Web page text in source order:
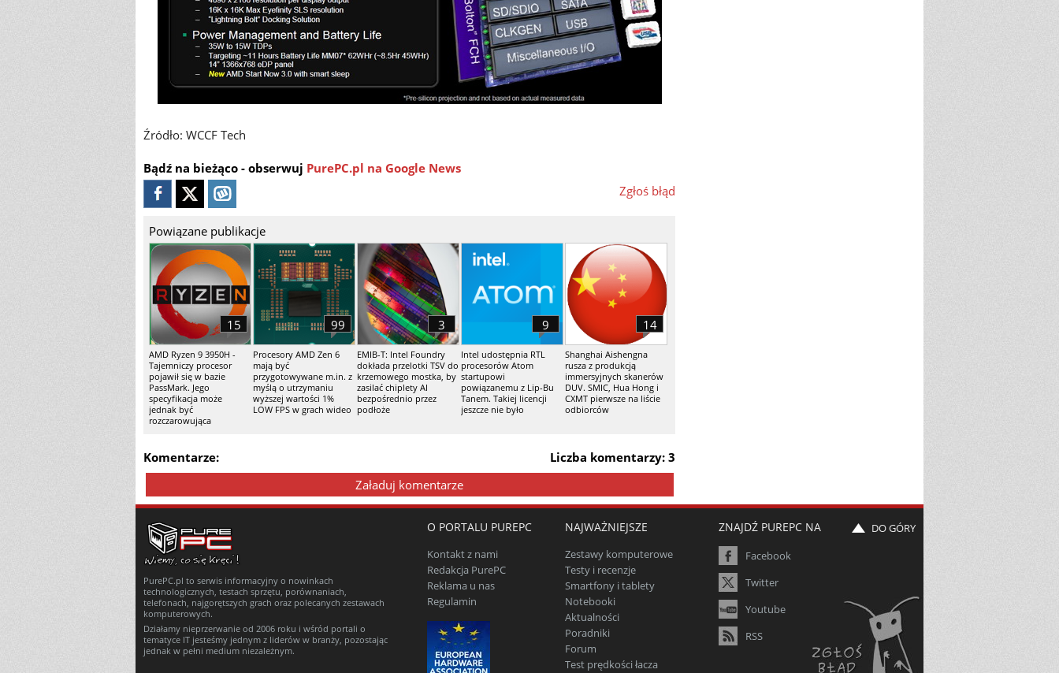
Źródło: WCCF Tech
Bądź na bieżąco - obserwuj PurePC.pl na Google News
Zgłoś błąd
Powiązane publikacje
AMD Ryzen 9 3950H -
Tajemniczy procesor
pojawił się w bazie
PassMark. Jego
specyfikacja może
jednak być
rozczarowująca
15
Procesory AMD Zen 6
mają być
przygotowywane m.in. z
myślą o utrzymaniu
wyższej wartości 1%
LOW FPS w grach wideo
99
EMIB-T: Intel Foundry
dokłada przelotki TSV do
krzemowego mostka, by
zasilać chiplety AI
bezpośrednio przez
podłoże
3
Intel udostępnia RTL
procesorów Atom
startupowi
powiązanemu z Lip-Bu
Tanem. Takiej licencji
jeszcze nie było
9
Shanghai Aishengna
rusza z produkcją
immersyjnych skanerów
DUV. SMIC, Hua Hong i
CXMT pierwsze na liście
odbiorców
14
Liczba komentarzy: 3
Komentarze:
Załaduj komentarze
PurePC.pl to serwis informacyjny o nowinkach
technologicznych, testach sprzętu, porównaniach,
telefonach, najgorętszych grach oraz polecanych zestawach
komputerowych.
Działamy nieprzerwanie od 2006 roku i wśród portali o
tematyce IT jesteśmy jednym z liderów w branży, pozostając
jednak w pełni medium niezależnym.
O PORTALU PUREPC
Kontakt z nami
Redakcja PurePC
Reklama u nas
Regulamin
NAJWAŻNIEJSZE
Zestawy komputerowe
Testy i recenzje
Smartfony i tablety
Notebooki
Aktualności
Poradniki
Forum
Test prędkości łacza
ZNAJDŹ PUREPC NA
Facebook
Twitter
Youtube
RSS
DO GÓRY